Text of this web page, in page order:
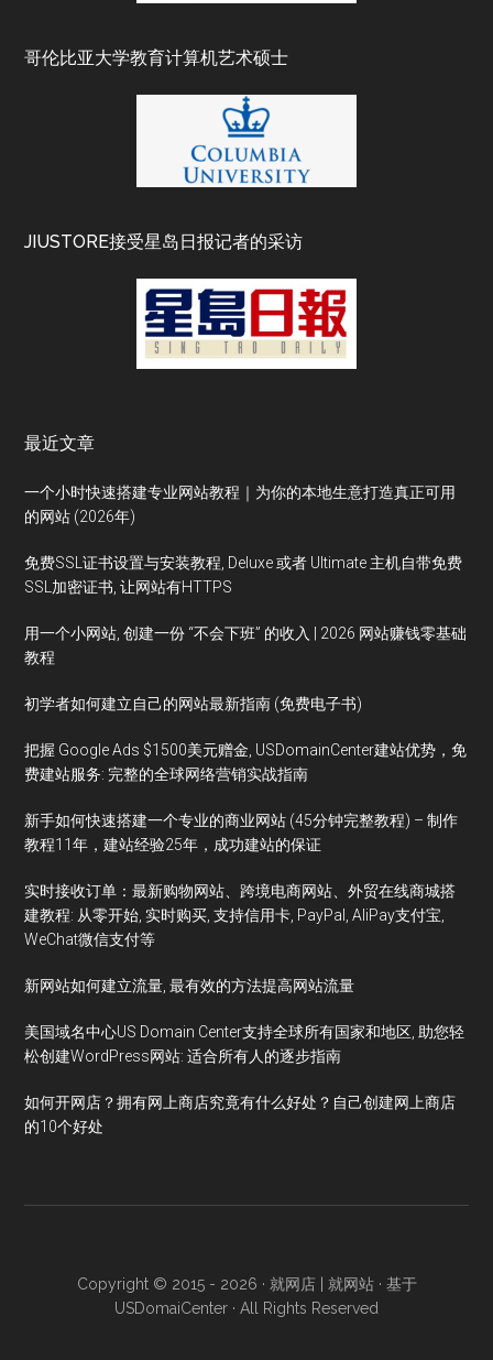
哥伦比亚大学教育计算机艺术硕士
JIUSTORE接受星岛日报记者的采访
最近文章
一个小时快速搭建专业网站教程｜为你的本地生意打造真正可用
的网站 (2026年)
免费SSL证书设置与安装教程, Deluxe 或者 Ultimate 主机自带免费
SSL加密证书, 让网站有HTTPS
用一个小网站, 创建一份 “不会下班” 的收入 | 2026 网站赚钱零基础
教程
初学者如何建立自己的网站最新指南 (免费电子书)
把握 Google Ads $1500美元赠金, USDomainCenter建站优势，免
费建站服务: 完整的全球网络营销实战指南
新手如何快速搭建一个专业的商业网站 (45分钟完整教程) – 制作
教程11年，建站经验25年，成功建站的保证
实时接收订单：最新购物网站、跨境电商网站、外贸在线商城搭
建教程: 从零开始, 实时购买, 支持信用卡, PayPal, AliPay支付宝,
WeChat微信支付等
新网站如何建立流量, 最有效的方法提高网站流量
美国域名中心US Domain Center支持全球所有国家和地区, 助您轻
松创建WordPress网站: 适合所有人的逐步指南
如何开网店？拥有网上商店究竟有什么好处？自己创建网上商店
的10个好处
Copyright © 2015 - 2026 · 就网店 | 就网站· 基于
USDomaiCenter · All Rights Reserved